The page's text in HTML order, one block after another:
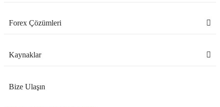
Forex Çözümleri
Kaynaklar
Bize Ulaşın